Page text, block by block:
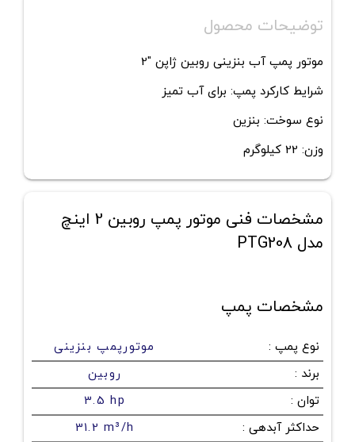
توضیحات محصول
موتور پمپ آب بنزینی روبین ژاپن "2
شرایط کارکرد پمپ: برای آب تمیز
نوع سوخت: بنزین
وزن: 22 کیلوگرم
مشخصات فنی موتور پمپ روبین 2 اینچ
مدل PTG208
مشخصات پمپ
نوع پمپ :
موتورپمپ بنزینی
برند :
روبین
توان :
3.5 hp
حداکثر آبدهی :
31.2 m³/h